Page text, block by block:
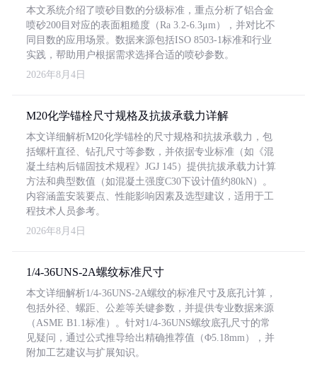
本文系统介绍了喷砂目数的分级标准，重点分析了铝合金
喷砂200目对应的表面粗糙度（Ra 3.2-6.3μm），并对比不
同目数的应用场景。数据来源包括ISO 8503-1标准和行业
实践，帮助用户根据需求选择合适的喷砂参数。
2026年8月4日
M20化学锚栓尺寸规格及抗拔承载力详解
本文详细解析M20化学锚栓的尺寸规格和抗拔承载力，包
括螺杆直径、钻孔尺寸等参数，并依据专业标准（如《混
凝土结构后锚固技术规程》JGJ 145）提供抗拔承载力计算
方法和典型数值（如混凝土强度C30下设计值约80kN）。
内容涵盖安装要点、性能影响因素及选型建议，适用于工
程技术人员参考。
2026年8月4日
1/4-36UNS-2A螺纹标准尺寸
本文详细解析1/4-36UNS-2A螺纹的标准尺寸及底孔计算，
包括外径、螺距、公差等关键参数，并提供专业数据来源
（ASME B1.1标准）。针对1/4-36UNS螺纹底孔尺寸的常
见疑问，通过公式推导给出精确推荐值（Φ5.18mm），并
附加工艺建议与扩展知识。